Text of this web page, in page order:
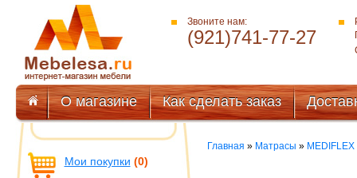
Звоните нам:
(921)741-77-27
О магазине Как сделать заказ
Мои покупки (0)
Главная » Матрасы »